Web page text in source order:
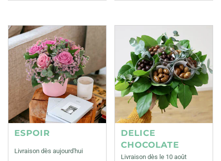
ESPOIR
Livraison dès aujourd'hui
DELICE
CHOCOLATE
Livraison dès le 10 août